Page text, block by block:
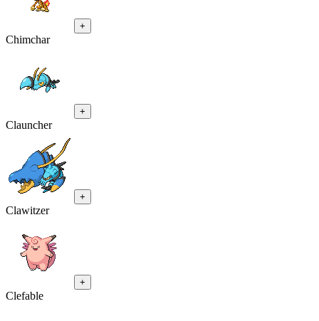
+
Chimchar
+
Clauncher
+
Clawitzer
+
Clefable